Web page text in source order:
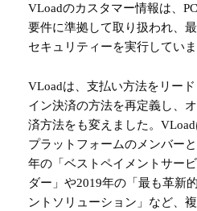
VLoadのカスタマー情報は、
要件に準拠して取り扱われ、
セキュリティーを実行していま
VLoadは、支払い方法をリー
イン決済の方法を再定義し、
済方法をも変えました。
プラットフォームのメンバー
年の「ベストペイメントサー
ダー」や2019年の「最も革新
ントソリューション」など、